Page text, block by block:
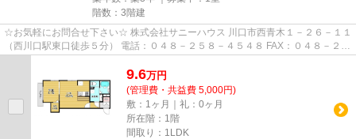
階数：3階建
☆お気軽にお問合せ下さい☆ 株式会社サニーハウス 川口市西青木１－２６－１１
（西川口駅東口徒歩５分） 電話：０４８－２５８－４５４８ FAX：０４８－２５
9.6万円
(管理費・共益費 5,000円)
敷：1ヶ月｜礼：0ヶ月
所在階：1階
間取り：1LDK